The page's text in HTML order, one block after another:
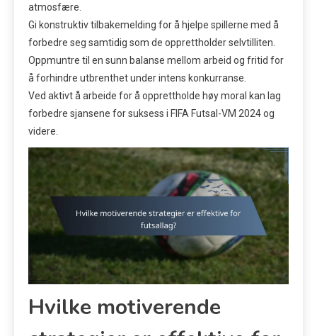
atmosfære.
Gi konstruktiv tilbakemelding for å hjelpe spillerne med å
forbedre seg samtidig som de opprettholder selvtilliten.
Oppmuntre til en sunn balanse mellom arbeid og fritid for
å forhindre utbrenthet under intens konkurranse.
Ved aktivt å arbeide for å opprettholde høy moral kan lag
forbedre sjansene for suksess i FIFA Futsal-VM 2024 og
videre.
Hvilke motiverende